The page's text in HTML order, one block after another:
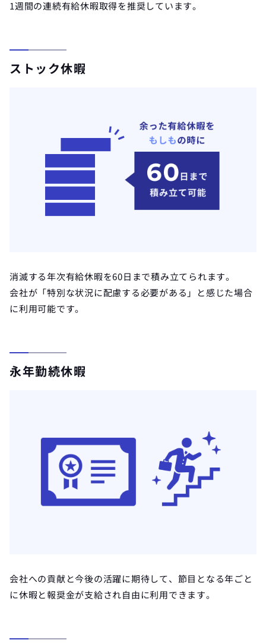
1週間の連続有給休暇取得を推奨しています。
ストック休暇
消滅する年次有給休暇を60日まで積み立てられます。
会社が「特別な状況に配慮する必要がある」と感じた場合
に利用可能です。
永年勤続休暇
会社への貢献と今後の活躍に期待して、節目となる年ごと
に休暇と報奨金が支給され自由に利用できます。